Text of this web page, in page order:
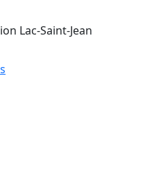
Lac-Saint-Jean